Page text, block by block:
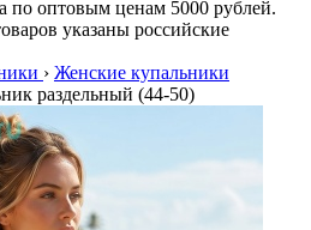
по оптовым ценам 5000 рублей.
указаны российские
› Женские купальники
раздельный (44-50)